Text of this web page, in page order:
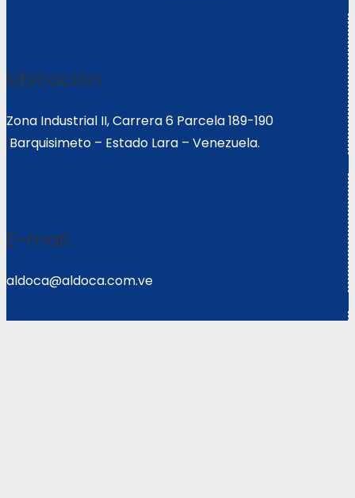
Ubicación:
Zona Industrial II, Carrera 6 Parcela 189-190
Barquisimeto – Estado Lara – Venezuela.
E-mail:
aldoca@aldoca.com.ve